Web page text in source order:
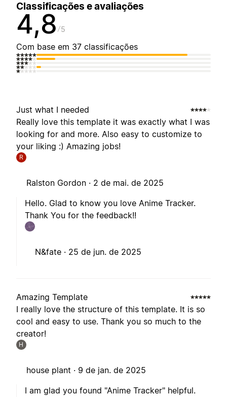
Classificações e avaliações
4,8 5
Com base em 37 classificações
Just what I needed
Really love this template it was exactly what I was
looking for and more. Also easy to customize to
your liking :) Amazing jobs!
R
Ralston Gordon · 2 de mai. de 2025
Hello. Glad to know you love Anime Tracker.
Thank You for the feedback!!
N&fate · 25 de jun. de 2025
Amazing Template
I really love the structure of this template. It is so
cool and easy to use. Thank you so much to the
creator!
H
house plant · 9 de jan. de 2025
I am glad you found "Anime Tracker" helpful.